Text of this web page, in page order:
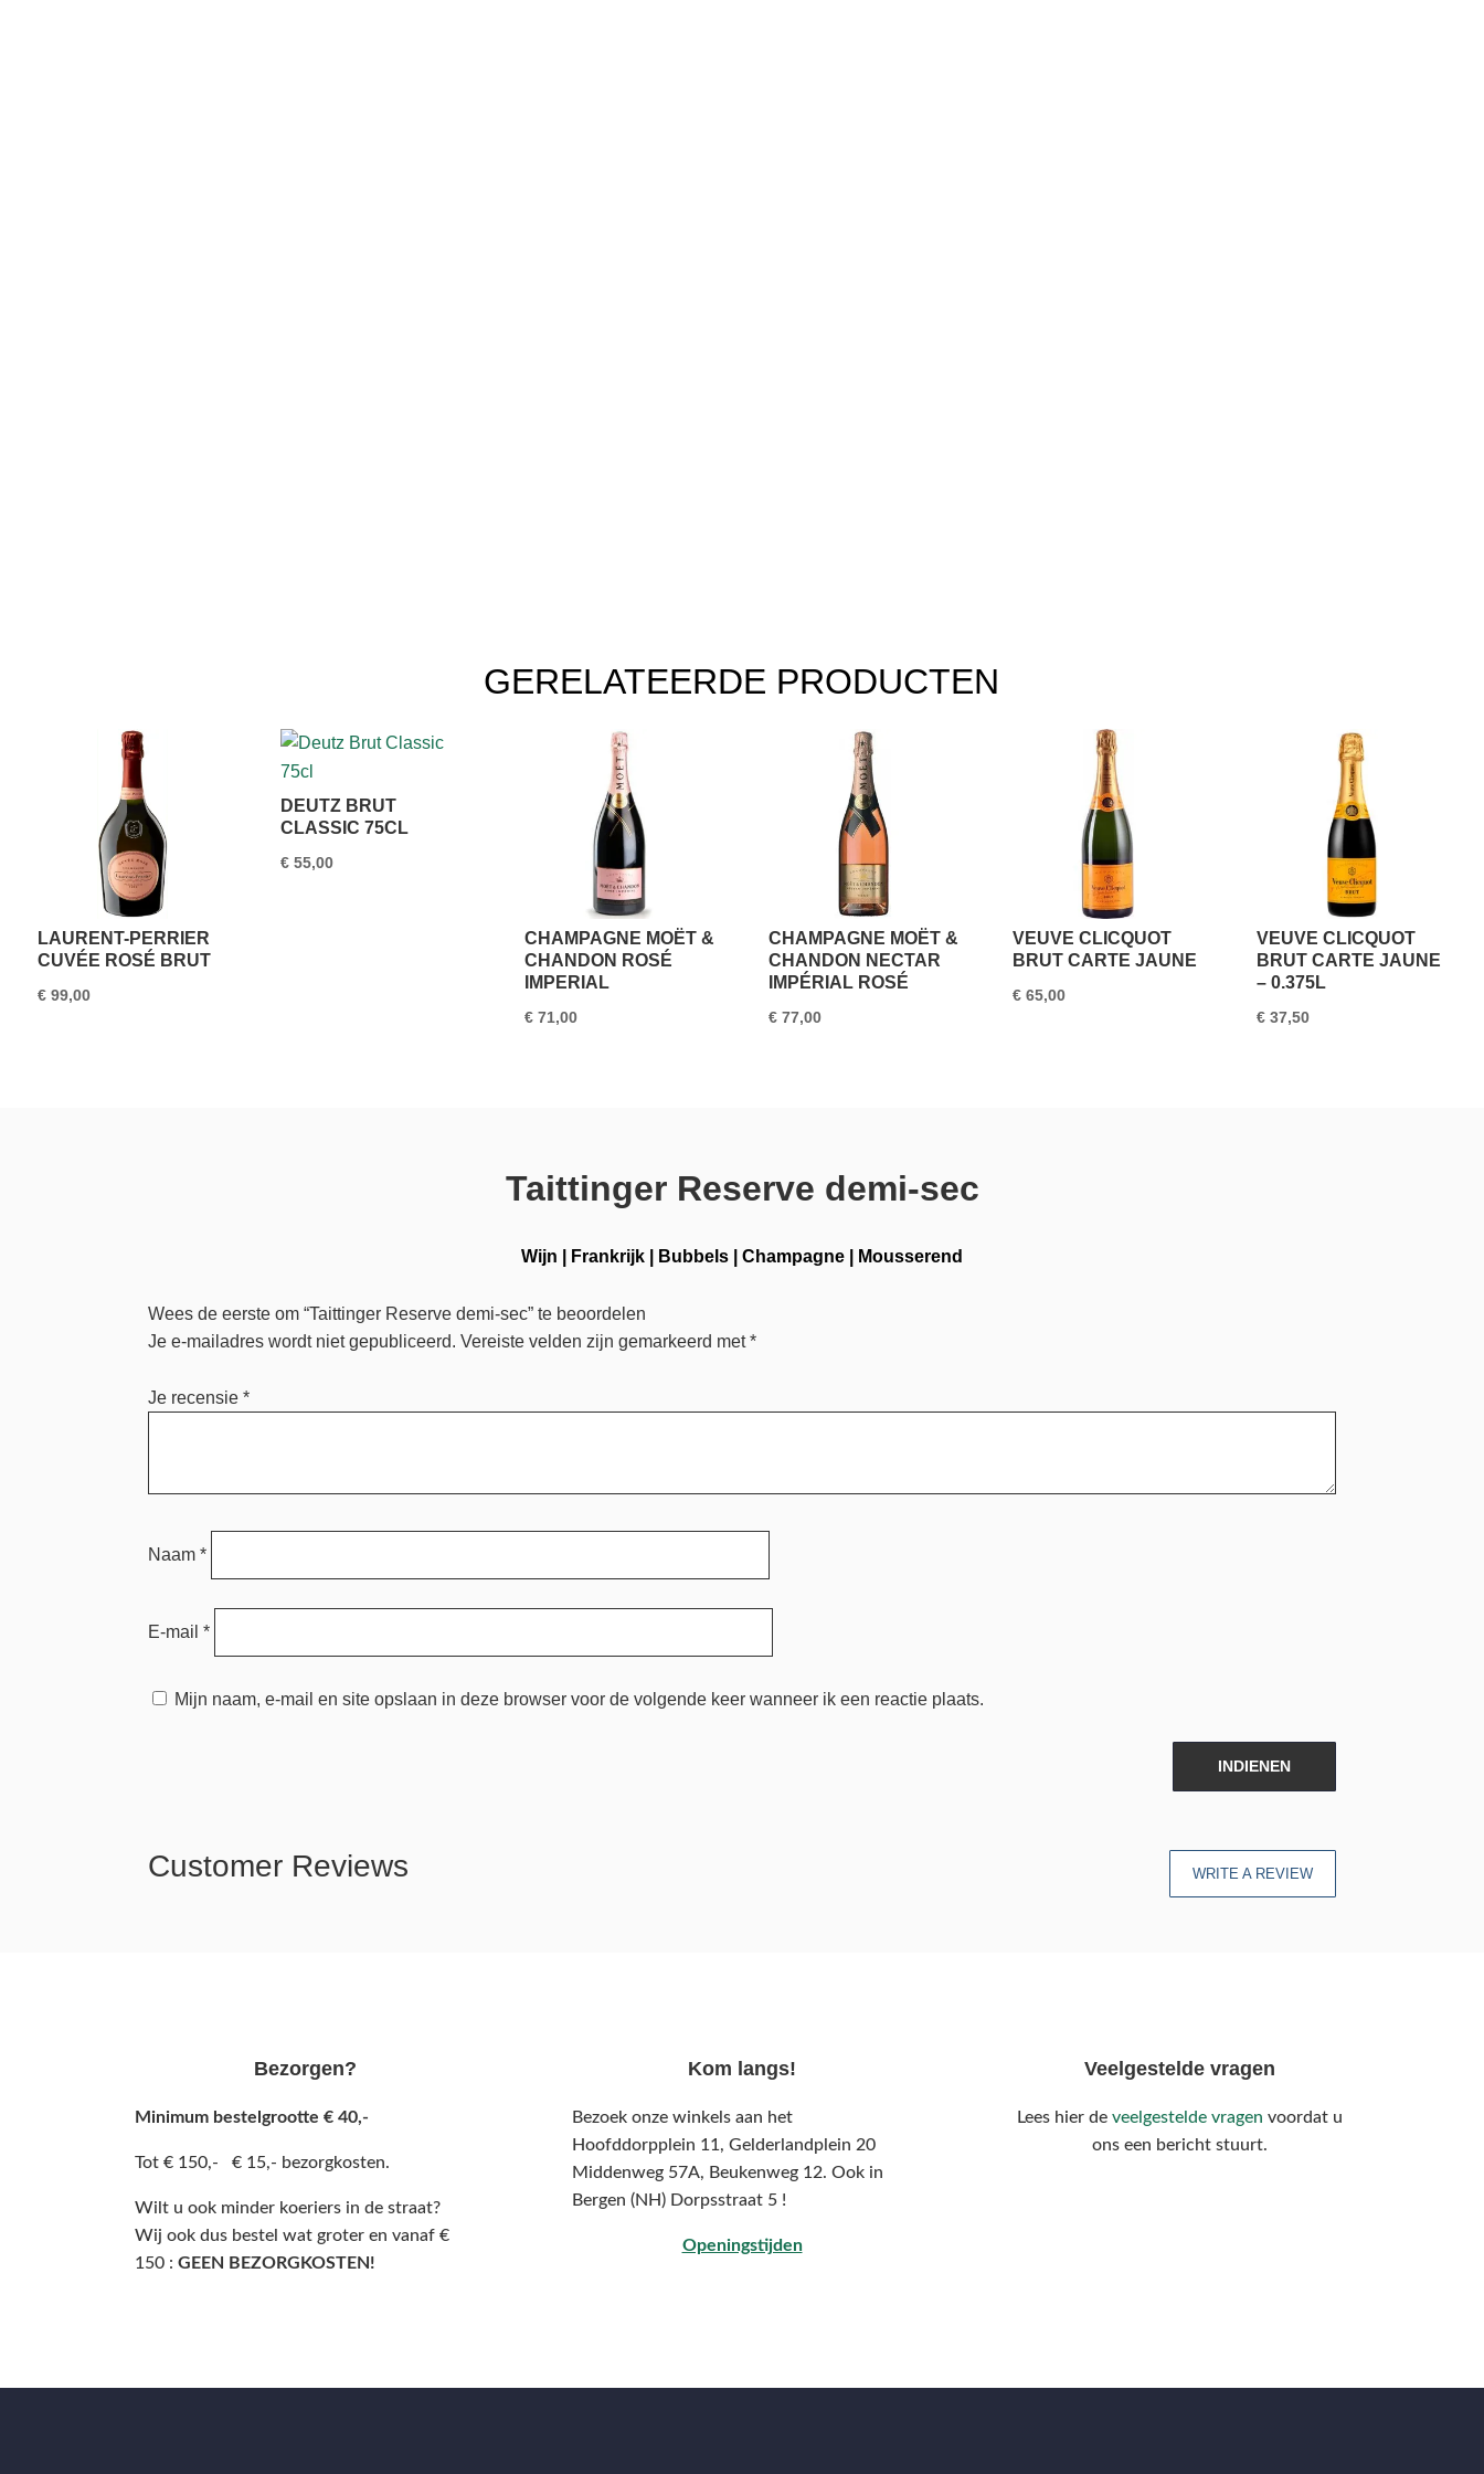
GERELATEERDE PRODUCTEN
LAURENT-PERRIER
CUVÉE ROSÉ BRUT
€99,00
DEUTZ BRUT
CLASSIC 75CL
€ 55,00
CHAMPAGNE MOËT &
CHANDON ROSÉ
IMPERIAL
€ 71,00
CHAMPAGNE MOËT &
CHANDON NECTAR
IMPÉRIAL ROSÉ
€ 77,00
VEUVE CLICQUOT
BRUT CARTE JAUNE
€ 65,00
VEUVE CLICQUOT
BRUT CARTE JAUNE
– 0.375L
€37,50
Taittinger Reserve demi-sec
Wijn Frankrijk Bubbels Champagne Mousserend
Wees de eerste om “Taittinger Reserve demi-sec” te beoordelen
Je e-mailadres wordt niet gepubliceerd. Vereiste velden zijn gemarkeerd met*
Je recensie*
Naam*
E-mail*
Mijn naam, e-mail en site opslaan in deze browser voor de volgende keer wanneer ik een reactie plaats.
INDIENEN
Customer Reviews WRITE A REVIEW
Bezorgen?
Minimum bestelgrootte € 40,-
Tot € 150,- € 15,- bezorgkosten.
Wilt u ook minder koeriers in de straat?
Wij ook dus bestel wat groter en vanaf €
150 : GEEN BEZORGKOSTEN!
Kom langs!
Bezoek onze winkels aan het
Hoofddorpplein 11, Gelderlandplein 20
Middenweg 57A, Beukenweg 12. Ook in
Bergen (NH) Dorpsstraat 5 !
Openingstijden
Veelgestelde vragen
Lees hier de veelgestelde vragen voordat u
ons een bericht stuurt.